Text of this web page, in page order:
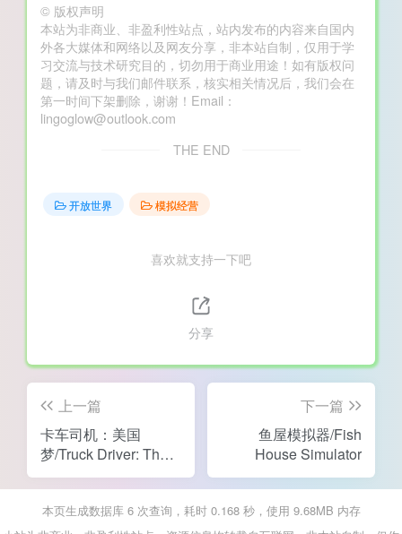
© 版权声明
本站为非商业、非盈利性站点，站内发布的内容来自国内
外各大媒体和网络以及网友分享，非本站自制，仅用于学
习交流与技术研究目的，切勿用于商业用途！如有版权问
题，请及时与我们邮件联系，核实相关情况后，我们会在
第一时间下架删除，谢谢！Email：
lingoglow@outlook.com
THE END
开放世界 模拟经营
喜欢就支持一下吧
分享
上一篇
卡车司机：美国
梦/Truck Driver: The
American Dream
下一篇
鱼屋模拟器/Fish
House Simulator
本页生成数据库 6 次查询，耗时 0.168 秒，使用 9.68MB 内存